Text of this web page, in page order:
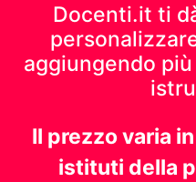
Docenti.it ti
aggiungendo
Il prezzo varia
istituti della